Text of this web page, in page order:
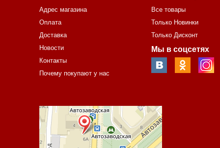
Адрес магазина
Оплата
Доставка
Новости
Контакты
Почему покупают у нас
Все товары
Только Новинки
Только Дисконт
Мы в соцсетях